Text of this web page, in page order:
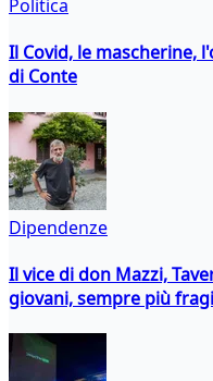
Politica
Il Covid, le mascherine,
di Conte
Dipendenze
Il vice di don Mazzi,
giovani, sempre più